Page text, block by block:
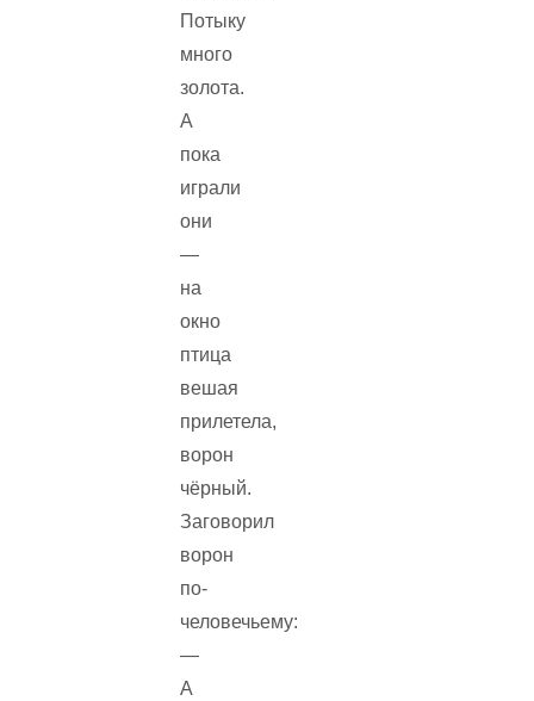
Потыку
много
золота.
А
пока
играли
они
—
на
окно
птица
вешая
прилетела,
ворон
чёрный.
Заговорил
ворон
по-
человечьему:
—
А